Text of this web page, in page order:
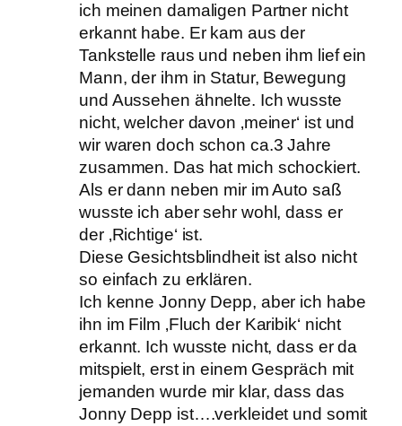
ich meinen damaligen Partner nicht
erkannt habe. Er kam aus der
Tankstelle raus und neben ihm lief ein
Mann, der ihm in Statur, Bewegung
und Aussehen ähnelte. Ich wusste
nicht, welcher davon ‚meiner‘ ist und
wir waren doch schon ca.3 Jahre
zusammen. Das hat mich schockiert.
Als er dann neben mir im Auto saß
wusste ich aber sehr wohl, dass er
der ‚Richtige‘ ist.
Diese Gesichtsblindheit ist also nicht
so einfach zu erklären.
Ich kenne Jonny Depp, aber ich habe
ihn im Film ‚Fluch der Karibik‘ nicht
erkannt. Ich wusste nicht, dass er da
mitspielt, erst in einem Gespräch mit
jemanden wurde mir klar, dass das
Jonny Depp ist….verkleidet und somit